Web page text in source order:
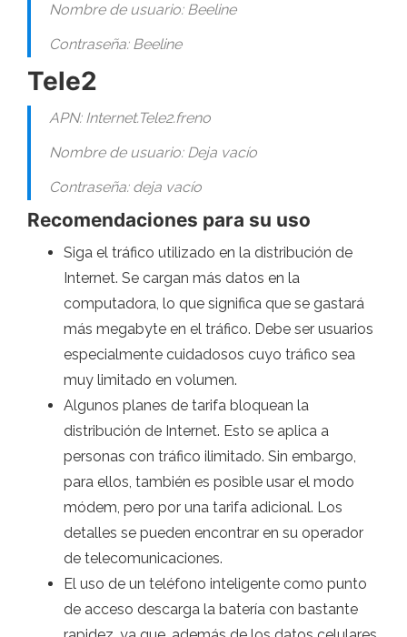
Nombre de usuario: Beeline
Contraseña: Beeline
Tele2
APN: Internet.Tele2.freno
Nombre de usuario: Deja vacío
Contraseña: deja vacío
Recomendaciones para su uso
Siga el tráfico utilizado en la distribución de
Internet. Se cargan más datos en la
computadora, lo que significa que se gastará
más megabyte en el tráfico. Debe ser usuarios
especialmente cuidadosos cuyo tráfico sea
muy limitado en volumen.
Algunos planes de tarifa bloquean la
distribución de Internet. Esto se aplica a
personas con tráfico ilimitado. Sin embargo,
para ellos, también es posible usar el modo
módem, pero por una tarifa adicional. Los
detalles se pueden encontrar en su operador
de telecomunicaciones.
El uso de un teléfono inteligente como punto
de acceso descarga la batería con bastante